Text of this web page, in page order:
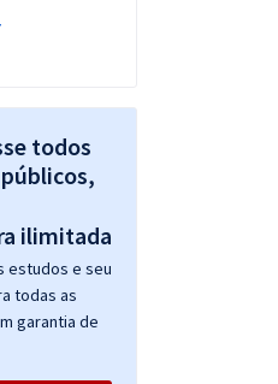
todos
estudos e seu
todas as
garantia de